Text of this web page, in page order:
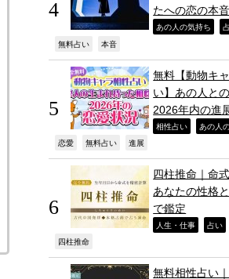
たへの恋の本音
あの人の気持ち
無料占い 本音
無料【動物キ
い】あの人と
2026年内の進
相性占い あの人
恋愛 無料占い 進展
四柱推命｜命
あなたの性格
で鑑定
人生・仕事 占い
四柱推命
無料相性占い